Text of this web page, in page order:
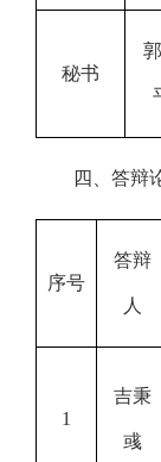
秘书
四、答辩
序号
答辩
人
1
吉秉
彧